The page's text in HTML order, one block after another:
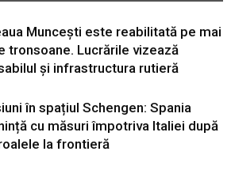
Muncești este reabilitată pe mai
tronsoane. Lucrările vizează
și infrastructura rutieră
în spațiul Schengen: Spania
cu măsuri împotriva Italiei după
la frontieră